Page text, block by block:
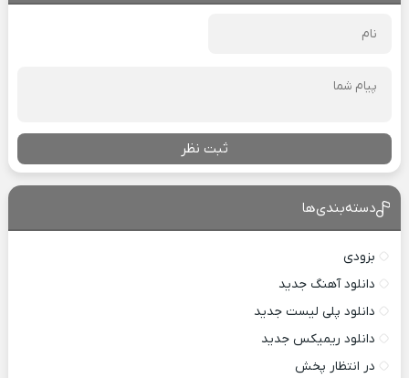
ثبت نظر
دسته‌بندی‌ها
بزودی
دانلود آهنگ جدید
دانلود پلی لیست جدید
دانلود ریمیکس جدید
در انتظار پخش